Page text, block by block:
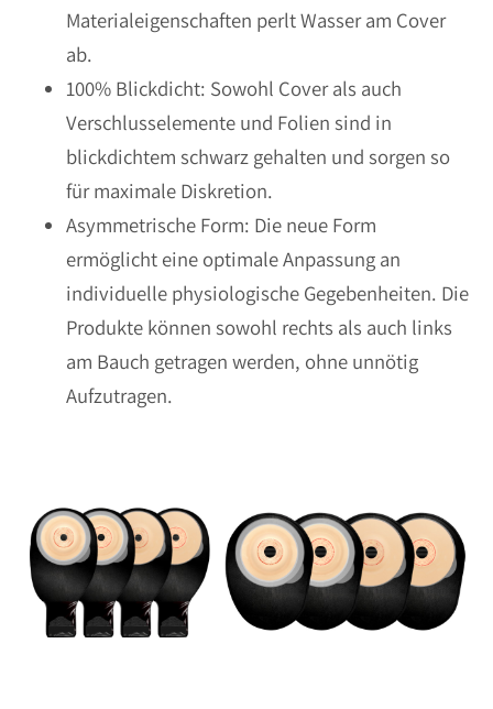
Materialeigenschaften perlt Wasser am Cover
ab.
100% Blickdicht: Sowohl Cover als auch
Verschlusselemente und Folien sind in
blickdichtem schwarz gehalten und sorgen so
für maximale Diskretion.
Asymmetrische Form: Die neue Form
ermöglicht eine optimale Anpassung an
individuelle physiologische Gegebenheiten. Die
Produkte können sowohl rechts als auch links
am Bauch getragen werden, ohne unnötig
Aufzutragen.